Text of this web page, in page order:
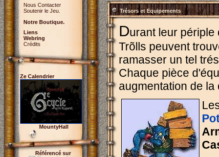
Nous Contacter
Soutenir le Jeu.
Notre Boutique.
Liens
Webring
Crédits
Ze Calendrier
MountyHall
Référencé sur
Trésors et Equipements
Durant leur
Trõlls peuvent
ramasser un tel
Chaque pièce
augmentation de la